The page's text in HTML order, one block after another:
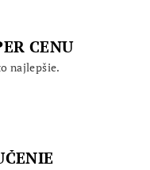
CENU
najlepšie.